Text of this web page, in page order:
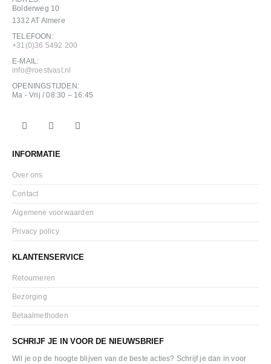
Bolderweg 10
1332 AT Almere
TELEFOON:
+31(0)36 5492 200
E-MAIL:
info@roestvast.nl
OPENINGSTIJDEN:
Ma - Vrij / 08:30 – 16:45
INFORMATIE
Over ons
Contact
Algemene voorwaarden
Privacy policy
KLANTENSERVICE
Retourneren
Bezorging
Betaalmethoden
SCHRIJF JE IN VOOR DE NIEUWSBRIEF
Wil je op de hoogte blijven van de beste acties? Schrijf je dan in voor